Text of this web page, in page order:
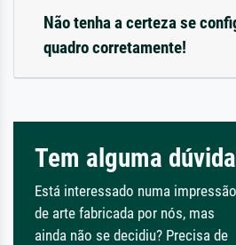
Não tenha a certeza se
quadro corretamente!
Tem alguma
Está interessado numa impressão
de arte fabricada por nós, mas
ainda não se decidiu? Precisa de